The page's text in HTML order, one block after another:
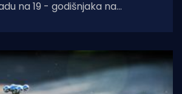
na 19 - godišnjaka na